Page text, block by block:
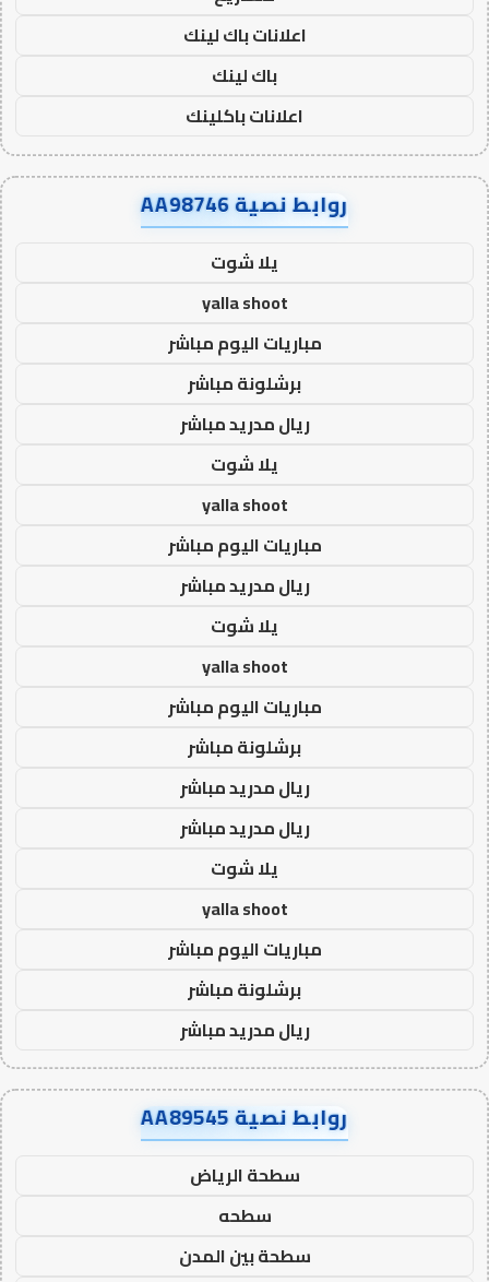
اعلانات باك لينك
باك لينك
اعلانات باكلينك
روابط نصية AA98746
يلا شوت
yalla shoot
مباريات اليوم مباشر
برشلونة مباشر
ريال مدريد مباشر
يلا شوت
yalla shoot
مباريات اليوم مباشر
ريال مدريد مباشر
يلا شوت
yalla shoot
مباريات اليوم مباشر
برشلونة مباشر
ريال مدريد مباشر
ريال مدريد مباشر
يلا شوت
yalla shoot
مباريات اليوم مباشر
برشلونة مباشر
ريال مدريد مباشر
روابط نصية AA89545
سطحة الرياض
سطحه
سطحة بين المدن